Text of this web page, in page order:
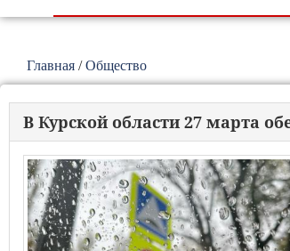
Главная /Общество
В Курской области 27 марта